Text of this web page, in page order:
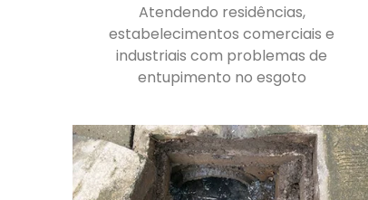
Atendendo residências,
estabelecimentos comerciais e
industriais com problemas de
entupimento no esgoto